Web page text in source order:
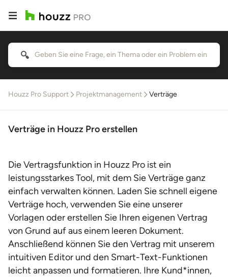
Houzz Pro Support Projektmanagement Verträge
Verträge in Houzz Pro erstellen
Die Vertragsfunktion in Houzz Pro ist ein
leistungsstarkes Tool, mit dem Sie Verträge ganz
einfach verwalten können. Laden Sie schnell eigene
Verträge hoch, verwenden Sie eine unserer
Vorlagen oder erstellen Sie Ihren eigenen Vertrag
von Grund auf aus einem leeren Dokument.
Anschließend können Sie den Vertrag mit unserem
intuitiven Editor und den Smart-Text-Funktionen
leicht anpassen und formatieren. Ihre Kund*innen,